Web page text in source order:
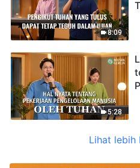
8:09
5:28
Lihat lebih